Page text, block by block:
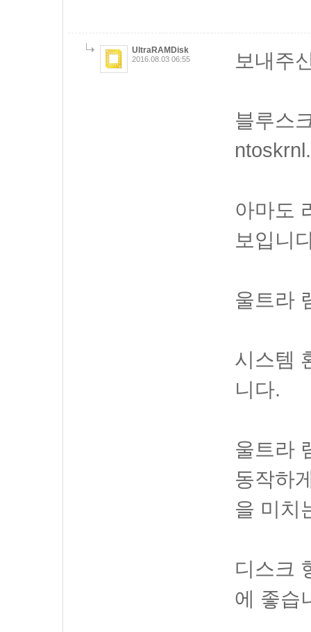
UltraRAMDisk
2016.08.03 06:55 보내주
블루스
아마도
보입니
울트라
시스템
니다.
울트라
동작하
을 미치
디스크
에 좋습